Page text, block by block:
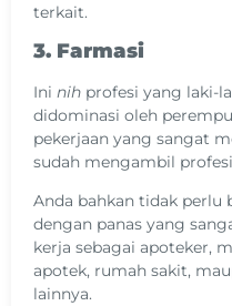
terkait.
3. Farmasi
Ini nih profesi yang laki-
didominasi oleh
pekerjaan yang sangat
sudah mengambil
Anda bahkan tidak perlu
dengan panas yang
kerja sebagai apoteker,
apotek, rumah sakit,
lainnya.